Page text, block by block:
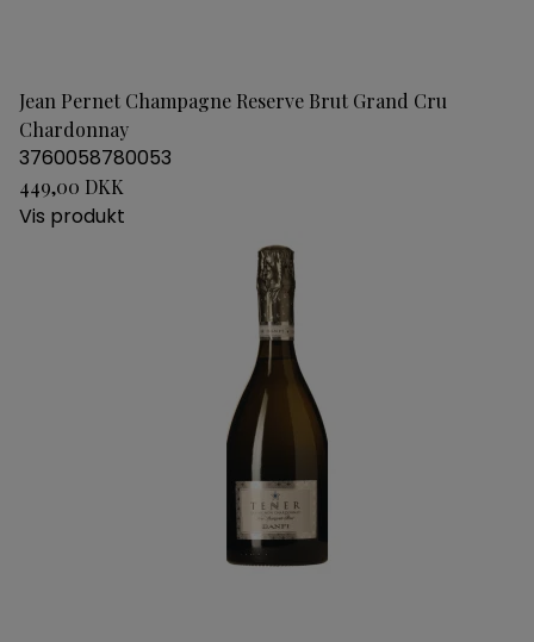
Jean Pernet Champagne Reserve Brut Grand Cru
Chardonnay
3760058780053
449,00 DKK
Vis produkt